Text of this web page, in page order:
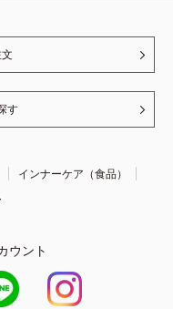
す
インナーケア（食品）
ウント